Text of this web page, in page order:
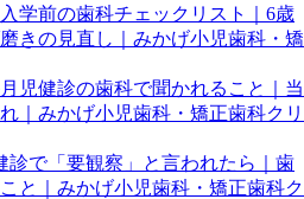
学前の歯科チェックリスト｜6歳
きの見直し｜みかげ小児歯科・矯
児健診の歯科で聞かれること｜当
｜みかげ小児歯科・矯正歯科クリ
診で「要観察」と言われたら｜歯
と｜みかげ小児歯科・矯正歯科ク